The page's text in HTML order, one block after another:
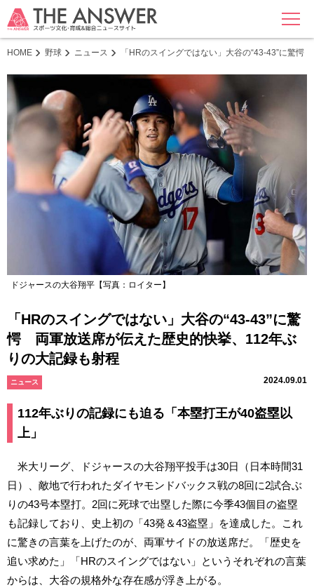
MENU
HOME 野球 ニュース 「HRのスイングではない」大谷の“43-43”に驚
ドジャースの大谷翔平【写真：ロイター】
「HRのスイングではない」大谷の“43-43”に驚
愕 両軍放送席が伝えた歴史的快挙、112年ぶ
りの大記録も射程
ニュース 2024.09.01
112年ぶりの記録にも迫る「本塁打王が40盗塁以
上」
米大リーグ、ドジャースの大谷翔平投手は30日（日本時間31
日）、敵地で行われたダイヤモンドバックス戦の8回に2試合ぶ
りの43号本塁打。2回に死球で出塁した際に今季43個目の盗塁
も記録しており、史上初の「43発＆43盗塁」を達成した。これ
に驚きの言葉を上げたのが、両軍サイドの放送席だ。「歴史を
追い求めた」「HRのスイングではない」というそれぞれの言葉
からは、大谷の規格外な存在感が浮き上がる。